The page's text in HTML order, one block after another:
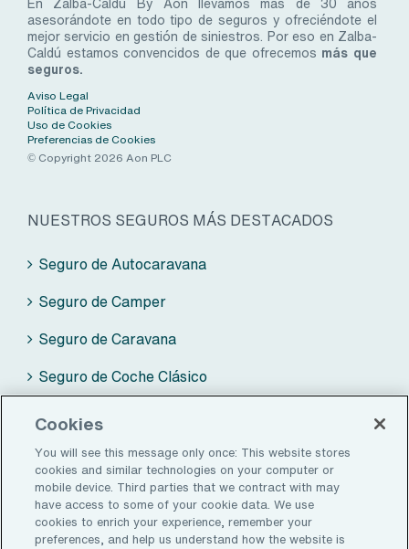
En Zalba-Caldú By Aon llevamos más de 30 años
asesorándote en todo tipo de seguros y ofreciéndote el
mejor servicio en gestión de siniestros. Por eso en Zalba-
Caldú estamos convencidos de que ofrecemos más que
seguros.
Aviso Legal
Política de Privacidad
Uso de Cookies
Preferencias de Cookies
© Copyright 2026 Aon PLC
NUESTROS SEGUROS MÁS DESTACADOS
Seguro de Autocaravana
Seguro de Camper
Seguro de Caravana
Seguro de Coche Clásico
Seguro de Moto Clásica
ZALBA-CALDÚ BY AON
Seguros
Cookies
You will see this message only once: This website stores
cookies and similar technologies on your computer or
mobile device. Third parties that we contract with may
have access to some of your cookie data. We use
cookies to enrich your experience, remember your
preferences, and help us understand how the website is